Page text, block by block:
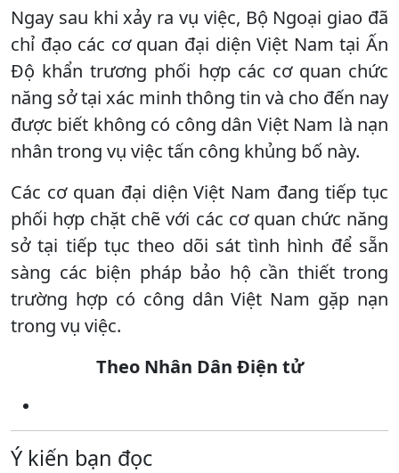
Ngay sau khi xảy ra vụ việc, Bộ Ngoại giao đã
chỉ đạo các cơ quan đại diện Việt Nam tại Ấn
Độ khẩn trương phối hợp các cơ quan chức
năng sở tại xác minh thông tin và cho đến nay
được biết không có công dân Việt Nam là nạn
nhân trong vụ việc tấn công khủng bố này.
Các cơ quan đại diện Việt Nam đang tiếp tục
phối hợp chặt chẽ với các cơ quan chức năng
sở tại tiếp tục theo dõi sát tình hình để sẵn
sàng các biện pháp bảo hộ cần thiết trong
trường hợp có công dân Việt Nam gặp nạn
trong vụ việc.
Theo Nhân Dân Điện tử
Ý kiến bạn đọc